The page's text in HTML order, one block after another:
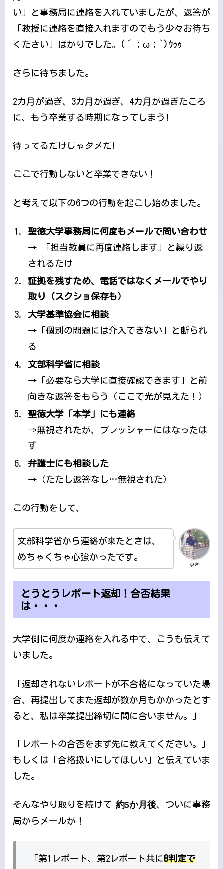
い」と事務局に連絡を入れていましたが、返答が
「教授に連絡を直接入れますのでもう少々お待ち
ください」ばかりでした。(´；ω；`)ｳｩｩ
さらに待ちました。
2カ月が過ぎ、3カ月が過ぎ、4カ月が過ぎたころ
に、もう卒業する時期になってしまう!
待ってるだけじゃダメだ!
ここで行動しないと卒業できない！
と考えて以下の6つの行動を起こし始めました。
聖徳大学事務局に何度もメールで問い合わせ
→ 「担当教員に再度連絡します」と繰り返
されるだけ
証拠を残すため、電話ではなくメールでやり
取り（スクショ保存も）
大学基準協会に相談
→「個別の問題には介入できない」と断られ
る
文部科学省に相談
→「必要なら大学に直接確認できます」と前
向きな返答をもらう（ここで光が見えた！）
聖徳大学「本学」にも連絡
→無視されたが、プレッシャーにはなったは
ず
弁護士にも相談した
→（ただし返答なし…無視された）
この行動をして、
ゆき
文部科学省から連絡が来たときは、
めちゃくちゃ心強かったです。
とうとうレポート返却！合否結果
は・・・
大学側に何度か連絡を入れる中で、こうも伝えて
いました。
「返却されないレポートが不合格になっていた場
合、再提出してまた返却が数か月もかかったとす
ると、私は卒業提出締切に間に合いません。」
「レポートの合否をまず先に教えてください。」
もしくは「合格扱いにしてほしい」と伝えていま
した。
そんなやり取りを続けて 約5か月後、ついに事務
局からメールが！
「第1レポート、第2レポート共にB判定で